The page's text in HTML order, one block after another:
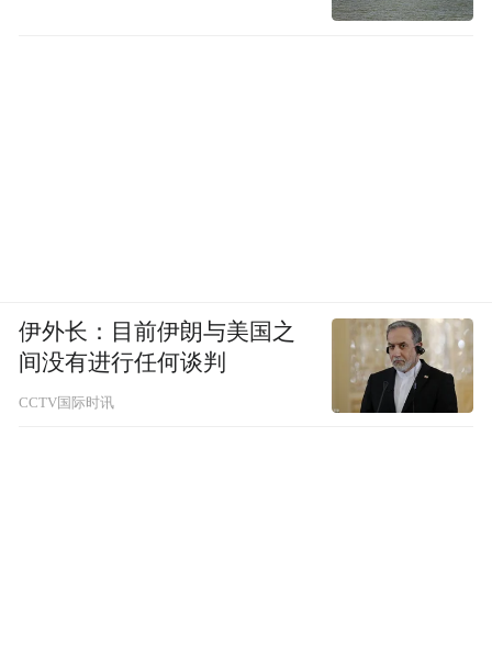
伊外长：目前伊朗与美国之
间没有进行任何谈判
CCTV国际时讯